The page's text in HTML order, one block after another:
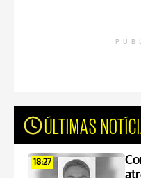
ÚLTIMAS
18:27